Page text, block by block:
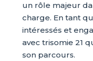
un rôle majeur
charge. En tant
intéressés et
avec trisomie 21
son parcours.